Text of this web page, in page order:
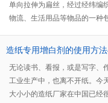
单向拉伸为扁丝，经过经纬编
物流、生活用品等物品的一种
己产品的竞争力，产品的外观
造纸专用增白剂的使用方
无论读书、看报，或是写字、
工业生产中，也离不开纸。今
大小小的造纸厂家在中国已经